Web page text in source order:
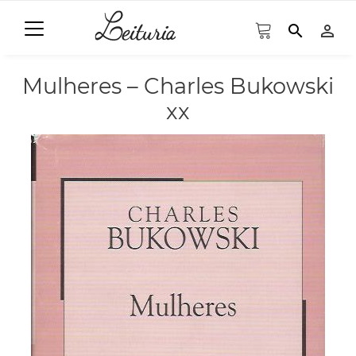
search person_outline
Mulheres – Charles Bukowski
xx